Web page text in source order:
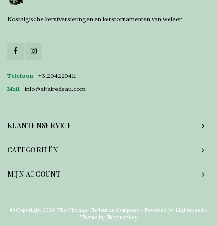
Nostalgische kerstversieringen en kerstornamenten van weleer.
Telefoon
+31204220411
Mail
info@affairedeau.com
KLANTENSERVICE
CATEGORIEËN
MIJN ACCOUNT
© Copyright 2026 The Vintage Christmas Company - Powered by Lightspeed -
Theme by Shopmonkey